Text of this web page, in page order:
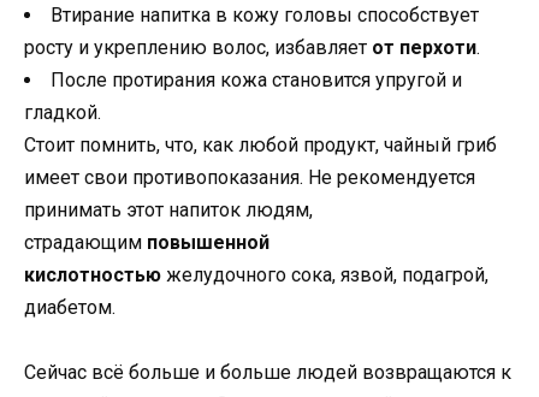
Втирание напитка в кожу головы способствует
росту и укреплению волос, избавляет от перхоти.
После протирания кожа становится упругой и
гладкой.
Стоит помнить, что, как любой продукт, чайный гриб
имеет свои противопоказания. Не рекомендуется
принимать этот напиток людям,
страдающим повышенной
кислотностью желудочного сока, язвой, подагрой,
диабетом.
Сейчас всё больше и больше людей возвращаются к